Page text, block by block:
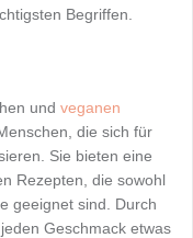
Begriffen.
und veganen
die sich für
Sie bieten eine
Rezepten, die sowohl
geeignet sind. Durch
Geschmack etwas